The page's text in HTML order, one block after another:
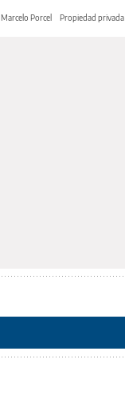
Marcelo Porcel Propiedad privada